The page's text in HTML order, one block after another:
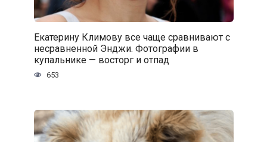
Екатерину Климову все чаще сравнивают с
несравненной Энджи. Фотографии в
купальнике — восторг и отпад
653